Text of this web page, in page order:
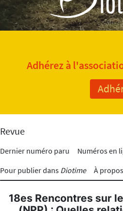
Adhérez à
Revue
Dernier numéro paru Numéros en
Pour publier dans Diotime À
18es Rencontres sur